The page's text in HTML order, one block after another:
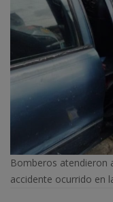
Bomberos atendieron
accidente ocurrido en